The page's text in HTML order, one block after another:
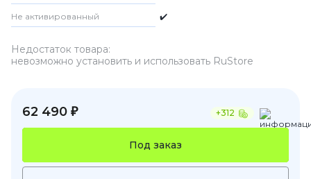
Не активированный ✔️
Недостаток товара:
невозможно установить и использовать RuStore
62 490 ₽ +312
Под заказ